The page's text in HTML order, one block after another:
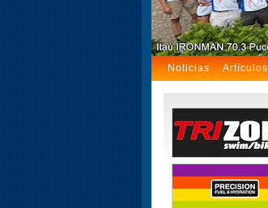
Noticias Artículos